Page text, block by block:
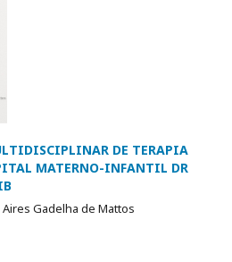
DE TERAPIA
MATERNO-INFANTIL DR
Aires Gadelha de Mattos